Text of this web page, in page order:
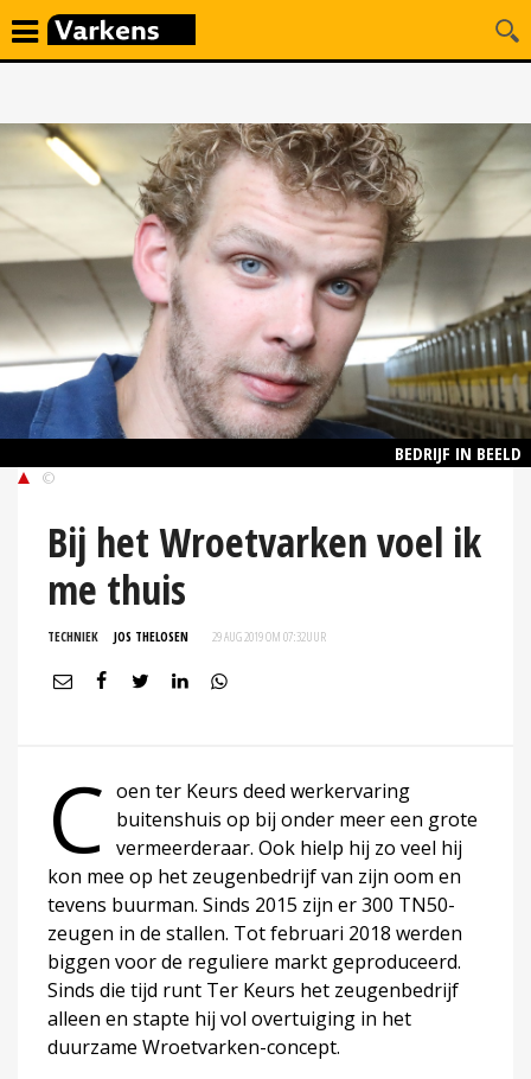
BEDRIJF IN BEELD
©
Bij het Wroetvarken voel ik
me thuis
TECHNIEK JOS THELOSEN 29 AUG 2019 OM 07:32UUR
C oen ter Keurs deed werkervaring
buitenshuis op bij onder meer een grote
vermeerderaar. Ook hielp hij zo veel hij
kon mee op het zeugenbedrijf van zijn oom en
tevens buurman. Sinds 2015 zijn er 300 TN50-
zeugen in de stallen. Tot februari 2018 werden
biggen voor de reguliere markt geproduceerd.
Sinds die tijd runt Ter Keurs het zeugenbedrijf
alleen en stapte hij vol overtuiging in het
duurzame Wroetvarken-concept.